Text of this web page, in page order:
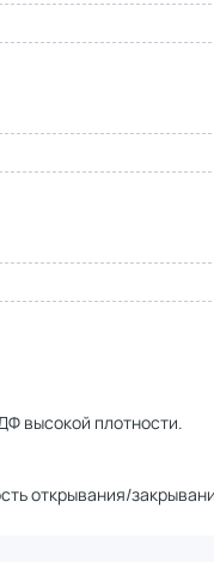
высокой плотности.
открывания/